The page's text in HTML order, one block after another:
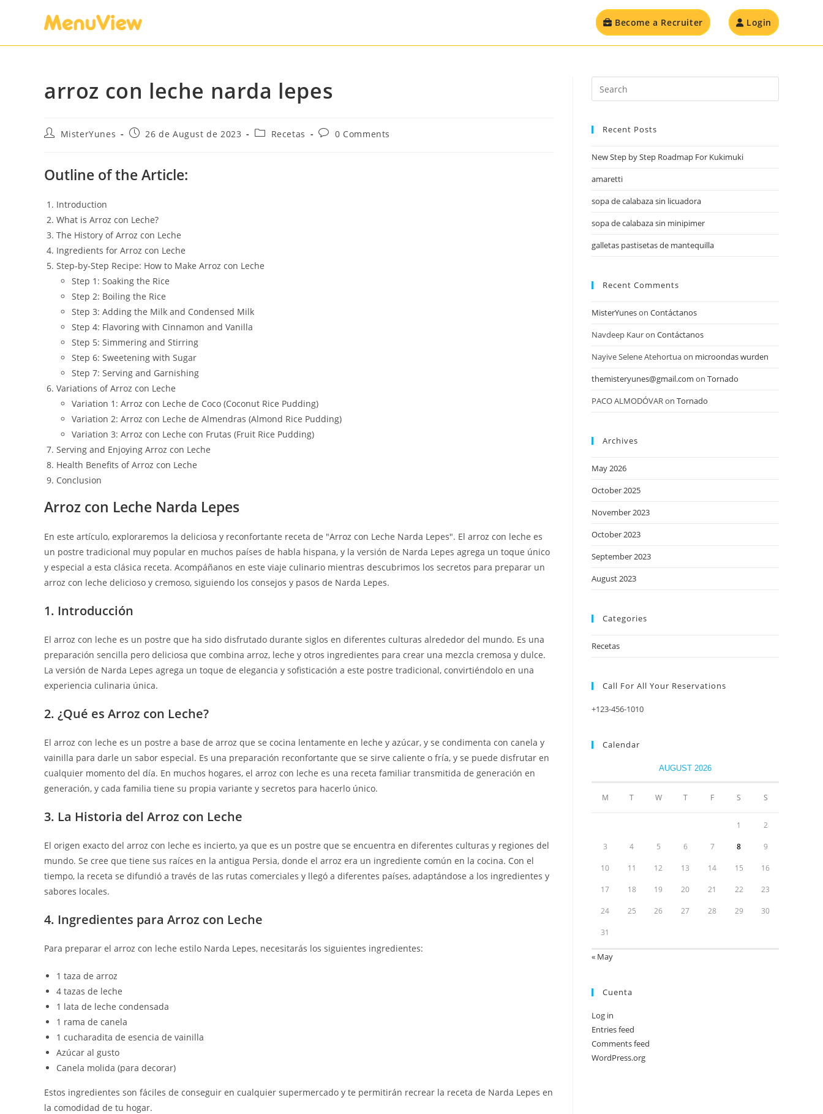
Become a Recruiter Login
arroz con leche narda lepes
MisterYunes 26 de August de 2023 Recetas 0 Comments
Outline of the Article:
Introduction
What is Arroz con Leche?
The History of Arroz con Leche
Ingredients for Arroz con Leche
Step-by-Step Recipe: How to Make Arroz con Leche
Step 1: Soaking the Rice
Step 2: Boiling the Rice
Step 3: Adding the Milk and Condensed Milk
Step 4: Flavoring with Cinnamon and Vanilla
Step 5: Simmering and Stirring
Step 6: Sweetening with Sugar
Step 7: Serving and Garnishing
Variations of Arroz con Leche
Variation 1: Arroz con Leche de Coco (Coconut Rice Pudding)
Variation 2: Arroz con Leche de Almendras (Almond Rice Pudding)
Variation 3: Arroz con Leche con Frutas (Fruit Rice Pudding)
Serving and Enjoying Arroz con Leche
Health Benefits of Arroz con Leche
Conclusion
Arroz con Leche Narda Lepes
En este artículo, exploraremos la deliciosa y reconfortante receta de "Arroz con Leche Narda Lepes". El arroz con leche es
un postre tradicional muy popular en muchos países de habla hispana, y la versión de Narda Lepes agrega un toque único
y especial a esta clásica receta. Acompáñanos en este viaje culinario mientras descubrimos los secretos para preparar un
arroz con leche delicioso y cremoso, siguiendo los consejos y pasos de Narda Lepes.
1. Introducción
El arroz con leche es un postre que ha sido disfrutado durante siglos en diferentes culturas alrededor del mundo. Es una
preparación sencilla pero deliciosa que combina arroz, leche y otros ingredientes para crear una mezcla cremosa y dulce.
La versión de Narda Lepes agrega un toque de elegancia y sofisticación a este postre tradicional, convirtiéndolo en una
experiencia culinaria única.
2. ¿Qué es Arroz con Leche?
El arroz con leche es un postre a base de arroz que se cocina lentamente en leche y azúcar, y se condimenta con canela y
vainilla para darle un sabor especial. Es una preparación reconfortante que se sirve caliente o fría, y se puede disfrutar en
cualquier momento del día. En muchos hogares, el arroz con leche es una receta familiar transmitida de generación en
generación, y cada familia tiene su propia variante y secretos para hacerlo único.
3. La Historia del Arroz con Leche
El origen exacto del arroz con leche es incierto, ya que es un postre que se encuentra en diferentes culturas y regiones del
mundo. Se cree que tiene sus raíces en la antigua Persia, donde el arroz era un ingrediente común en la cocina. Con el
tiempo, la receta se difundió a través de las rutas comerciales y llegó a diferentes países, adaptándose a los ingredientes y
sabores locales.
4. Ingredientes para Arroz con Leche
Para preparar el arroz con leche estilo Narda Lepes, necesitarás los siguientes ingredientes:
1 taza de arroz
4 tazas de leche
1 lata de leche condensada
1 rama de canela
1 cucharadita de esencia de vainilla
Azúcar al gusto
Canela molida (para decorar)
Estos ingredientes son fáciles de conseguir en cualquier supermercado y te permitirán recrear la receta de Narda Lepes en
la comodidad de tu hogar.
Recent Posts
New Step by Step Roadmap For Kukimuki
amaretti
sopa de calabaza sin licuadora
sopa de calabaza sin minipimer
galletas pastisetas de mantequilla
Recent Comments
MisterYuneson Contáctanos
Navdeep Kauron Contáctanos
Nayive Selene Atehortuaon microondas wurden
themisteryunes@gmail.com on Tornado
PACO ALMODÓVARon Tornado
Archives
May 2026
October 2025
November 2023
October 2023
September 2023
August 2023
Categories
Recetas
Call For All Your​ Reservations
+123-456-1010
Calendar
AUGUST 2026
M T W T F S S
1 2
3 4 5 6 7 8 9
10 11 12 13 14 15 16
17 18 19 20 21 22 23
24 25 26 27 28 29 30
31
« May
Cuenta
Log in
Entries feed
Comments feed
WordPress.org